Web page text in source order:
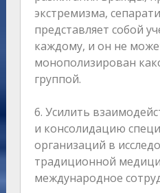
экстремизма,
представляет собой
каждому, и он не
монополизирован
группой.
6. Усилить
и консолидацию
организаций в
традиционной
международное